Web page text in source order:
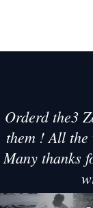
Orderd the3
them ! All
Many thanks